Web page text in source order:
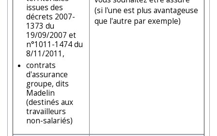
issues des
décrets 2007-
1373 du
19/09/2007 et
n°1011-1474 du
8/11/2011,
contrats
d'assurance
groupe, dits
Madelin
(destinés aux
travailleurs
non-salariés)
(si l'une est plus avantageuse
que l'autre par exemple)